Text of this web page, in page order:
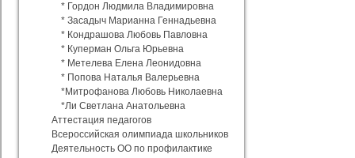
* Гордон Людмила Владимировна
* Засадыч Марианна Геннадьевна
* Кондрашова Любовь Павловна
* Куперман Ольга Юрьевна
* Метелева Елена Леонидовна
* Попова Наталья Валерьевна
*Митрофанова Любовь Николаевна
*Ли Светлана Анатольевна
Аттестация педагогов
Всероссийская олимпиада школьников
Деятельность ОО по профилактике